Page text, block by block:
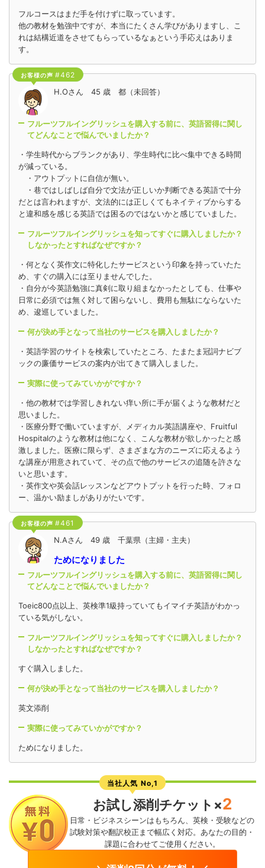
フルコースはまだ手を付けずに取っています。
他の教材を勉強中ですが、本当にたくさん学びがありますし、こ
れは結構近道をさせてもらっているなぁという手応えはありま
す。
お客様の声 #462
H.Oさん 45 歳 都（未回答）
フルーツフルイングリッシュを購入する前に、英語習得に関し
てどんなことで悩んでいましたか？
・学生時代からブランクがあり、学生時代に比べ集中できる時間
が減っている。
・アウトプットに自信が無い。
・巷ではしばしば自分で文法が正しいか判断できる英語で十分
だとは言われますが、文法的には正しくてもネイティブからする
と違和感を感じる英語では困るのではないかと感じていました。
フルーツフルイングリッシュを知ってすぐに購入しましたか？
しなかったとすればなぜですか？
・何となく英作文に特化したサービスという印象を持っていたた
め、すぐの購入には至りませんでした。
・自分が今英語勉強に真剣に取り組まなかったとしても、仕事や
日常に必須では無く対して困らないし、費用も無駄にならないた
め、逡巡していました。
何が決め手となって当社のサービスを購入しましたか？
・英語学習のサイトを検索していたところ、たまたま冠詞ナビブ
ックの廉価サービスの案内が出てきて購入しました。
実際に使ってみていかがですか？
・他の教材では学習しきれない痒い所に手が届くような教材だと
思いました。
・医療分野で働いていますが、メディカル英語講座や、Fruitful
Hospitalのような教材は他になく、こんな教材が欲しかったと感
激しました。医療に限らず、さまざまな方のニーズに応えるよう
な講座が用意されていて、その点で他のサービスの追随を許さな
いと思います。
・英作文や英会話レッスンなどアウトプットを行った時、フォロ
ー、温かい励ましがありがたいです。
お客様の声 #461
N.Aさん 49 歳 千葉県（主婦・主夫）
ためになりました
フルーツフルイングリッシュを購入する前に、英語習得に関し
てどんなことで悩んでいましたか？
Toeic800点以上、英検準1級持っていてもイマイチ英語がわかっ
ている気がしない。
フルーツフルイングリッシュを知ってすぐに購入しましたか？
しなかったとすればなぜですか？
すぐ購入しました。
何が決め手となって当社のサービスを購入しましたか？
英文添削
実際に使ってみていかがですか？
ためになりました。
当社人気 No,1
お試し添削チケット×2
日常・ビジネスシーンはもちろん、英検・受験などの
試験対策や翻訳校正まで幅広く対応。あなたの目的・
課題に合わせてご使用ください。